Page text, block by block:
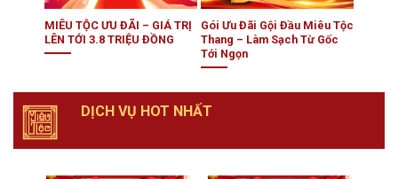
MIÊU TỘC ƯU ĐÃI – GIÁ TRỊ
LÊN TỚI 3.8 TRIỆU ĐỒNG
Gói Ưu Đãi Gội Đầu Miêu Tộc
Thang – Làm Sạch Từ Gốc
Tới Ngọn
DỊCH VỤ HOT NHẤT